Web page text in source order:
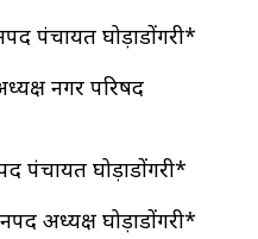
पंचायत घोड़ाडोंगरी*
नगर परिषद
पंचायत घोड़ाडोंगरी*
अध्यक्ष घोड़ाडोंगरी*